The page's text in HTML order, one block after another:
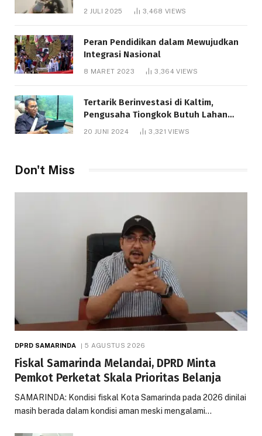
Bantuan Pendidikan Gratispol
2 JULI 2025 3,468 VIEWS
Peran Pendidikan dalam Mewujudkan
Integrasi Nasional
8 MARET 2023 3,364VIEWS
Tertarik Berinvestasi di Kaltim,
Pengusaha Tiongkok Butuh Lahan
1.000 Hektare
20 JUNI 2024 3,321VIEWS
Don't Miss
DPRD SAMARINDA 5 AGUSTUS 2026
Fiskal Samarinda Melandai, DPRD Minta
Pemkot Perketat Skala Prioritas Belanja
SAMARINDA: Kondisi fiskal Kota Samarinda pada 2026 dinilai
masih berada dalam kondisi aman meski mengalami…